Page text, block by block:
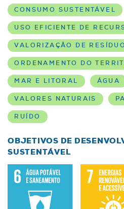
CONSUMO SUSTENTÁVEL
USO EFICIENTE DE
VALORIZAÇÃO DE
ORDENAMENTO DO
MAR E LITORAL ÁGUA
VALORES NATURAIS
RUÍDO
OBJETIVOS DE
SUSTENTÁVEL